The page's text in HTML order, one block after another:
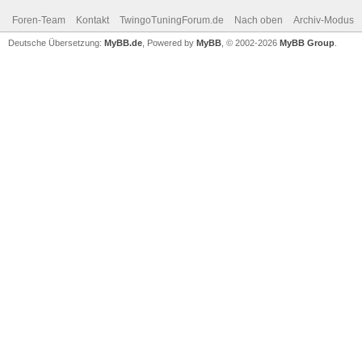
Foren-Team Kontakt TwingoTuningForum.de Nach oben Archiv-Modus
Deutsche Übersetzung: MyBB.de , Powered by MyBB , © 2002-2026 MyBB Group